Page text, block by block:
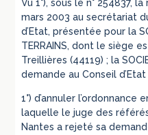
Vu 1°), sous le n° 254837,
mars 2003 au secrétariat
d’Etat, présentée pour la
TERRAINS, dont le siège
Treillières (44119) ; la
demande au Conseil d’Etat
1°) d’annuler
laquelle le juge des
Nantes a rejeté sa